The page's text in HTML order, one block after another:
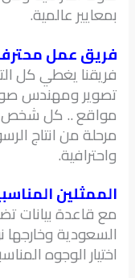
بمعايير عالمية.
فريق عمل
فريقنا يغطي كل
تصوير ومهندس
مواقع .. كل شخص
مرحلة من انتاج
واحترافية.
الممثلين
اختيار الوجوه